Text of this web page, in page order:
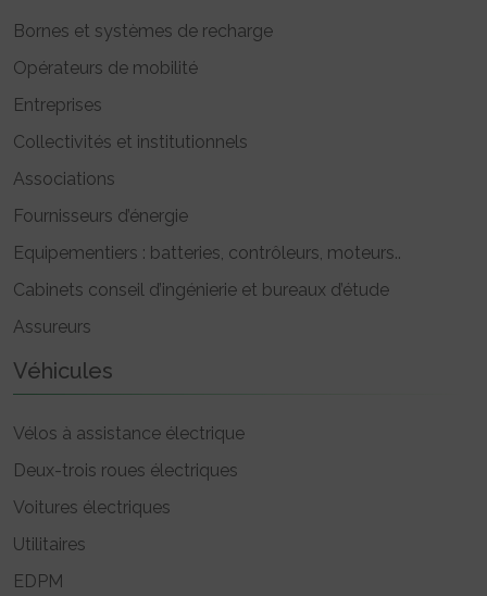
Bornes et systèmes de recharge
Opérateurs de mobilité
Entreprises
Collectivités et institutionnels
Associations
Fournisseurs d’énergie
Equipementiers : batteries, contrôleurs, moteurs..
Cabinets conseil d’ingénierie et bureaux d’étude
Assureurs
Véhicules
Vélos à assistance électrique
Deux-trois roues électriques
Voitures électriques
Utilitaires
EDPM